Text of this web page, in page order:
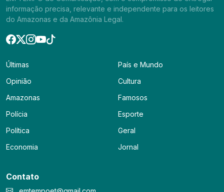
informação precisa, relevante e independente para os leitores
do Amazonas e da Amazônia Legal.
Últimas
Opinião
Amazonas
Polícia
Política
Economia
País e Mundo
Cultura
Famosos
Esporte
Geral
Jornal
Contato